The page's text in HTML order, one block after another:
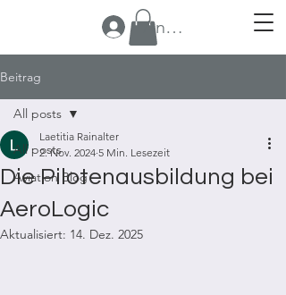
Anmelden
Beitrag
All posts
Aviation Blog
All posts
Die Pilotenausbildung bei
AeroLogic
Laetitia Rainalter
2. Nov. 2024 5 Min. Lesezeit
Aktualisiert: 14. Dez. 2025